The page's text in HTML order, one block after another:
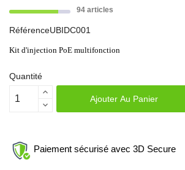
94 articles
RéférenceUBIDC001
Kit d'injection PoE multifonction
Quantité
Ajouter Au Panier
Paiement sécurisé avec 3D Secure